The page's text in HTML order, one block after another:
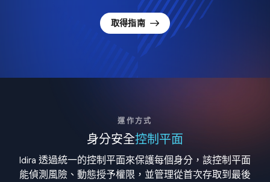
取得指南
運作方式
身分安全控制平面
Idira 透過統一的控制平面來保護每個身分，該控制平面
能偵測風險、動態授予權限，並管理從首次存取到最後